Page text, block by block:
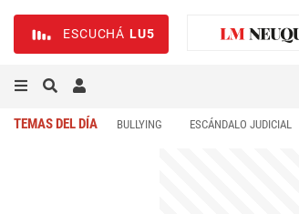
ESCUCHÁ LU5
TEMAS DEL DÍA BULLYING ESCÁNDALO JUDICIAL